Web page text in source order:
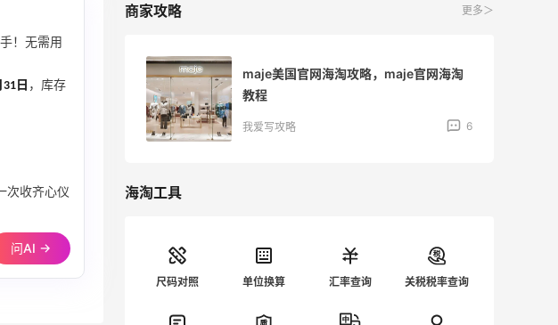
！无需用
日 ，库存
次收齐心仪
问AI →
商家攻略 更多＞
maje美国官网海淘攻略，maje官网海淘
教程
我爱写攻略 6
海淘工具
尺码对照 单位换算 汇率查询 关税税率查询